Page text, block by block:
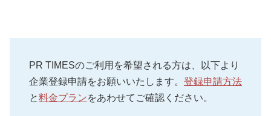
PR TIMESのご利用を希望される方は、以下より
企業登録申請をお願いいたします。 登録申請方法
と料金プランをあわせてご確認ください。